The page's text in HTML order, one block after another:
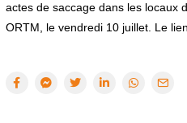
actes de saccage dans les locaux
ORTM, le vendredi 10 juillet. Le